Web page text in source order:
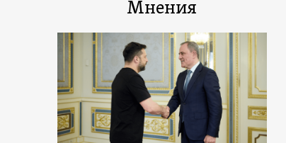
Мнения